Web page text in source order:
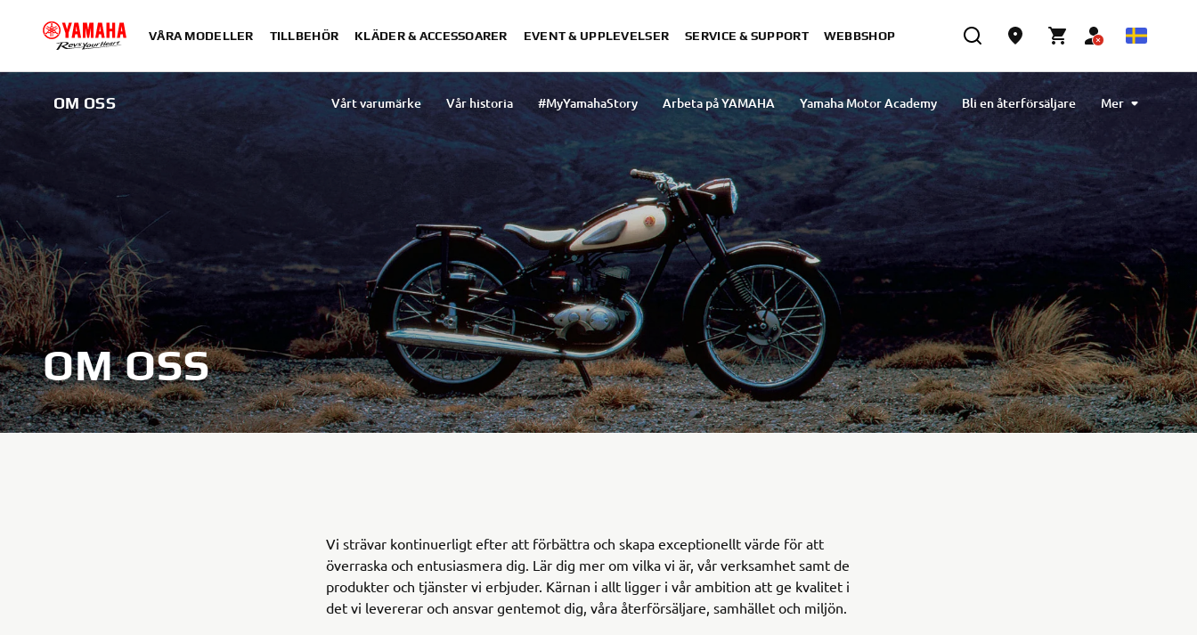
VÅRA MODELLER TILLBEHÖR KLÄDER & ACCESSOARER EVENT & UPPLEVELSER SERVICE & SUPPORT WEBBSHOP
OM OSS Vårt varumärke Vår historia #MyYamahaStory Arbeta på YAMAHA Yamaha Motor Academy
Bli en återförsäljare
Vår organisation
Våra aktiviteter Our approach to sustainability Vår strategi för hållbarhet
Mer
OM OSS
Vi strävar kontinuerligt efter att förbättra och skapa exceptionellt värde för att
överraska och entusiasmera dig. Lär dig mer om vilka vi är, vår verksamhet samt de
produkter och tjänster vi erbjuder. Kärnan i allt ligger i vår ambition att ge kvalitet i
det vi levererar och ansvar gentemot dig, våra återförsäljare, samhället och miljön.